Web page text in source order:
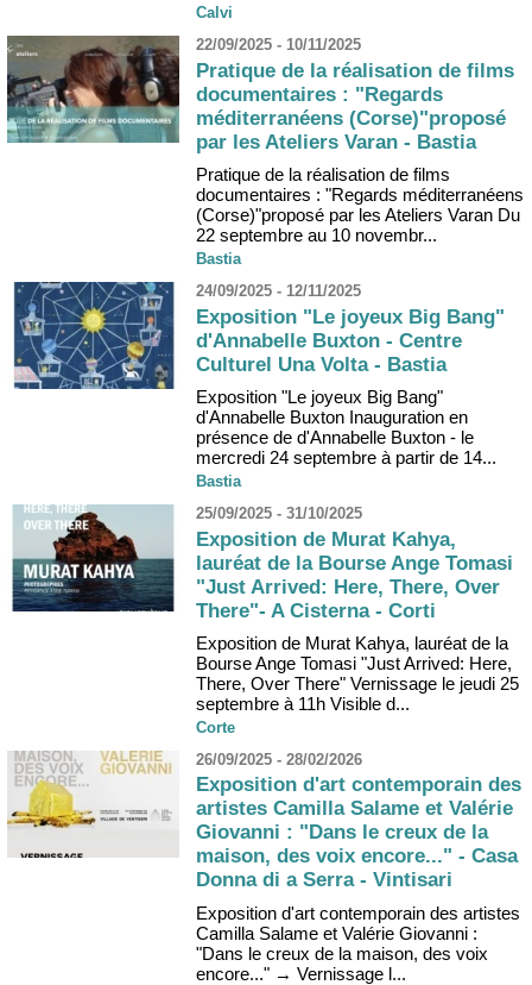
Calvi
22/09/2025 - 10/11/2025
Pratique de la réalisation de films
documentaires : "Regards
méditerranéens (Corse)"proposé
par les Ateliers Varan - Bastia
Pratique de la réalisation de films
documentaires : "Regards méditerranéens
(Corse)"proposé par les Ateliers Varan Du
22 septembre au 10 novembr...
Bastia
24/09/2025 - 12/11/2025
Exposition "Le joyeux Big Bang"
d'Annabelle Buxton - Centre
Culturel Una Volta - Bastia
Exposition "Le joyeux Big Bang"
d'Annabelle Buxton Inauguration en
présence de d'Annabelle Buxton - le
mercredi 24 septembre à partir de 14...
Bastia
25/09/2025 - 31/10/2025
Exposition de Murat Kahya,
lauréat de la Bourse Ange Tomasi
"Just Arrived: Here, There, Over
There"- A Cisterna - Corti
Exposition de Murat Kahya, lauréat de la
Bourse Ange Tomasi "Just Arrived: Here,
There, Over There" Vernissage le jeudi 25
septembre à 11h Visible d...
Corte
26/09/2025 - 28/02/2026
Exposition d'art contemporain des
artistes Camilla Salame et Valérie
Giovanni : "Dans le creux de la
maison, des voix encore..." - Casa
Donna di a Serra - Vintisari
Exposition d'art contemporain des artistes
Camilla Salame et Valérie Giovanni :
"Dans le creux de la maison, des voix
encore..." → Vernissage l...